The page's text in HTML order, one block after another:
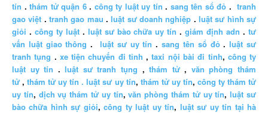
tín .thám tử quận 6. công ty luật uy tín . sang tên sổ đỏ .tranh
gao việt .tranh gao mau .luật sư doanh nghiệp .luật sư hình sự
giỏi . công ty luật. luật sư bào chữa uy tín .giám định adn .tư
vấn luật giao thông . luật sư uy tín .sang tên sổ đỏ.luật sư
tranh tụng . xe tiện chuyến đi tỉnh ,taxi nội bài đi tỉnh, công ty
luật uy tín .luật sư tranh tụng ,thám tử, văn phòng thám
tử ,thám tử uy tín . luật sư uy tín, thám tử uy tín, công ty thám tử
uy tín, dịch vụ thám tử uy tín,văn phòng thám tử uy tín,luật sư
bào chữa hình sự giỏi,công ty luật uy tín, luật sư uy tín tại hà